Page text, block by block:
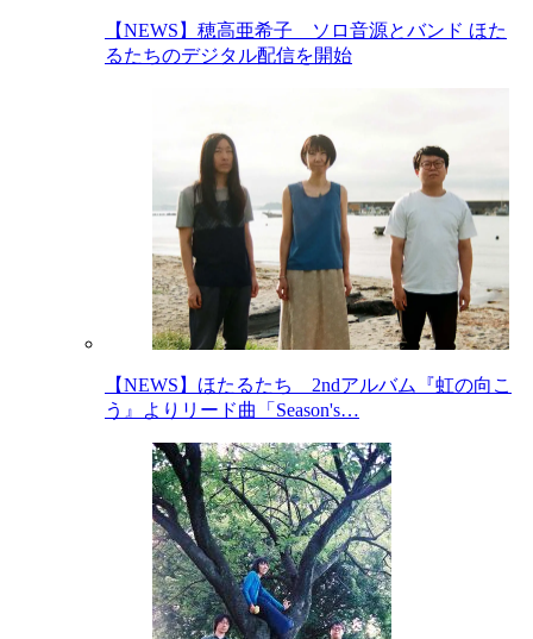
【NEWS】穂高亜希子 ソロ音源とバンド ほた
るたちのデジタル配信を開始
【NEWS】ほたるたち 2ndアルバム『虹の向こ
う』よりリード曲「Season's…